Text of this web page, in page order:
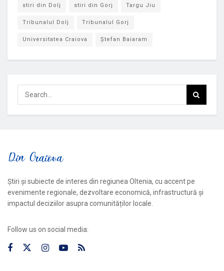
stiri din Dolj stiri din Gorj Targu Jiu
Tribunalul Dolj Tribunalul Gorj
Universitatea Craiova Ștefan Baiaram
Știri și subiecte de interes din regiunea Oltenia, cu accent pe
evenimente regionale, dezvoltare economică, infrastructură și
impactul deciziilor asupra comunităților locale.
Follow us on social media: